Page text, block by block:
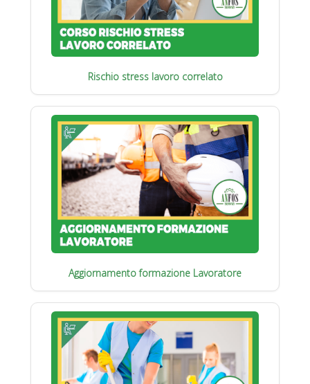
Rischio stress lavoro correlato
Aggiornamento formazione Lavoratore